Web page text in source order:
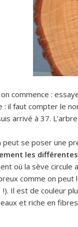
commence :
: il faut compter le
arrivé à 37.
peut se poser une
les
où la sève
comme on peut
!). Il est de couleur
et riche en